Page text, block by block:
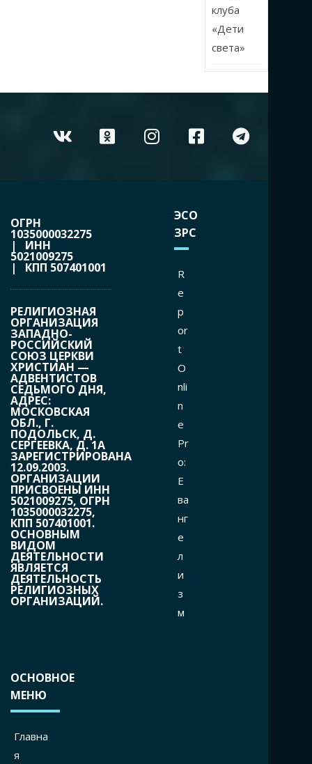
клуба
«Дети
света»
ОГРН
1035000032275
| ИНН
5021009275
| КПП 507401001
РЕЛИГИОЗНАЯ
ОРГАНИЗАЦИЯ
ЗАПАДНО-
РОССИЙСКИЙ
СОЮЗ ЦЕРКВИ
ХРИСТИАН —
АДВЕНТИСТОВ
СЕДЬМОГО ДНЯ,
АДРЕС:
МОСКОВСКАЯ
ОБЛ., Г.
ПОДОЛЬСК, Д.
СЕРГЕЕВКА, Д. 1А
ЗАРЕГИСТРИРОВАНА
12.09.2003.
ОРГАНИЗАЦИИ
ПРИСВОЕНЫ ИНН
5021009275, ОГРН
1035000032275,
КПП 507401001.
ОСНОВНЫМ
ВИДОМ
ДЕЯТЕЛЬНОСТИ
ЯВЛЯЕТСЯ
ДЕЯТЕЛЬНОСТЬ
РЕЛИГИОЗНЫХ
ОРГАНИЗАЦИЙ.
ЭСО
ЗРС
R
e
p
or
t
O
nli
n
e
Pr
o:
Е
ва
нг
е
л
и
з
м
ОСНОВНОЕ
МЕНЮ
Главна
я